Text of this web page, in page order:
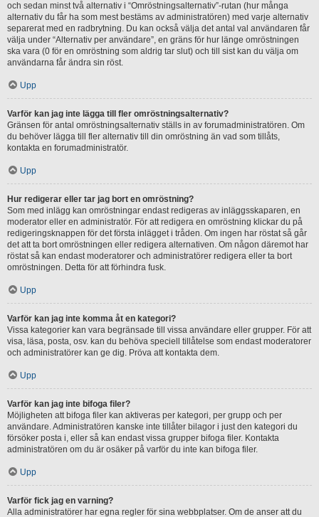
och sedan minst två alternativ i “Omröstningsalternativ”-rutan (hur många
alternativ du får ha som mest bestäms av administratören) med varje alternativ
separerat med en radbrytning. Du kan också välja det antal val användaren får
välja under “Alternativ per användare”, en gräns för hur länge omröstningen
ska vara (0 för en omröstning som aldrig tar slut) och till sist kan du välja om
användarna får ändra sin röst.
Upp
Varför kan jag inte lägga till fler omröstningsalternativ?
Gränsen för antal omröstningsalternativ ställs in av forumadministratören. Om
du behöver lägga till fler alternativ till din omröstning än vad som tillåts,
kontakta en forumadministratör.
Upp
Hur redigerar eller tar jag bort en omröstning?
Som med inlägg kan omröstningar endast redigeras av inläggsskaparen, en
moderator eller en administratör. För att redigera en omröstning klickar du på
redigeringsknappen för det första inlägget i tråden. Om ingen har röstat så går
det att ta bort omröstningen eller redigera alternativen. Om någon däremot har
röstat så kan endast moderatorer och administratörer redigera eller ta bort
omröstningen. Detta för att förhindra fusk.
Upp
Varför kan jag inte komma åt en kategori?
Vissa kategorier kan vara begränsade till vissa användare eller grupper. För att
visa, läsa, posta, osv. kan du behöva speciell tillåtelse som endast moderatorer
och administratörer kan ge dig. Pröva att kontakta dem.
Upp
Varför kan jag inte bifoga filer?
Möjligheten att bifoga filer kan aktiveras per kategori, per grupp och per
användare. Administratören kanske inte tillåter bilagor i just den kategori du
försöker posta i, eller så kan endast vissa grupper bifoga filer. Kontakta
administratören om du är osäker på varför du inte kan bifoga filer.
Upp
Varför fick jag en varning?
Alla administratörer har egna regler för sina webbplatser. Om de anser att du